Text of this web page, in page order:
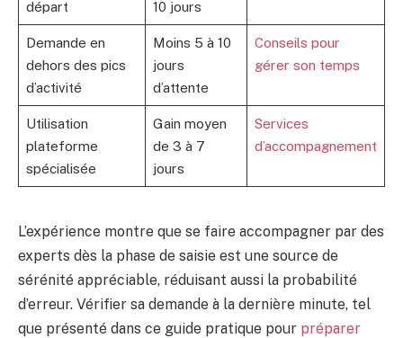
départ
10 jours
Demande en
dehors des pics
d’activité
Moins 5 à 10
jours
d’attente
Conseils pour
gérer son temps
Utilisation
plateforme
spécialisée
Gain moyen
de 3 à 7
jours
Services
d’accompagnement
L’expérience montre que se faire accompagner par des
experts dès la phase de saisie est une source de
sérénité appréciable, réduisant aussi la probabilité
d’erreur. Vérifier sa demande à la dernière minute, tel
que présenté dans ce guide pratique pour préparer